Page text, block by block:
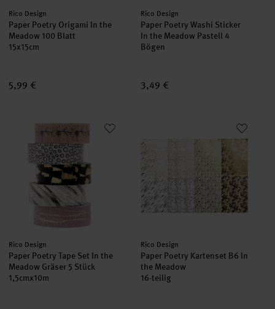
Hersteller:
Rico Design
Paper Poetry Origami In the
Meadow 100 Blatt
15x15cm
5,99 €
Hersteller:
Rico Design
Paper Poetry Washi Sticker
In the Meadow Pastell 4
Bögen
3,49 €
Paper Poetry Tape Set In the Meadow Gräser 5 Stück
Hersteller:
Rico Design
Paper Poetry Tape Set In the
Meadow Gräser 5 Stück
1,5cmx10m
Paper Poetry Kartenset B6 In
Hersteller:
Rico Design
Paper Poetry Kartenset B6 In
the Meadow
16-teilig